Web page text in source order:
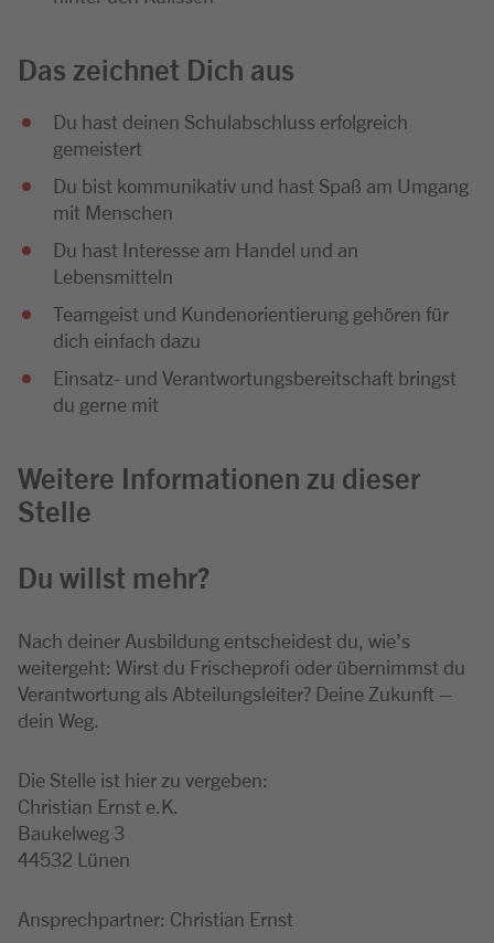
Das zeichnet Dich aus
Du hast deinen Schulabschluss erfolgreich
gemeistert
Du bist kommunikativ und hast Spaß am Umgang
mit Menschen
Du hast Interesse am Handel und an
Lebensmitteln
Teamgeist und Kundenorientierung gehören für
dich einfach dazu
Einsatz- und Verantwortungsbereitschaft bringst
du gerne mit
Weitere Informationen zu dieser
Stelle
Du willst mehr?
Nach deiner Ausbildung entscheidest du, wie’s
weitergeht: Wirst du Frischeprofi oder übernimmst du
Verantwortung als Abteilungsleiter? Deine Zukunft –
dein Weg.
Die Stelle ist hier zu vergeben:
Christian Ernst e.K.
Baukelweg 3
44532 Lünen
Ansprechpartner: Christian Ernst